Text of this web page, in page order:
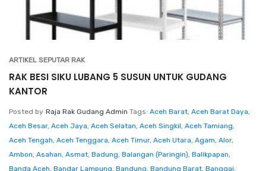
ARTIKEL SEPUTAR RAK
RAK BESI SIKU LUBANG 5 SUSUN UNTUK GUDANG
KANTOR
Posted by Raja Rak Gudang Admin Tags: Aceh Barat, Aceh Barat Daya,
Aceh Besar, Aceh Jaya, Aceh Selatan, Aceh Singkil, Aceh Tamiang,
Aceh Tengah, Aceh Tenggara, Aceh Timur, Aceh Utara, Agam, Alor,
Ambon, Asahan, Asmat, Badung, Balangan (Paringin), Balikpapan,
Banda Aceh, Bandar Lampung, Bandung, Bandung Barat, Banggai,